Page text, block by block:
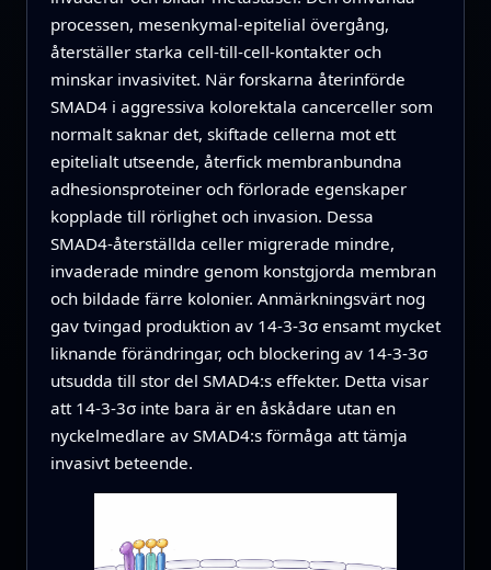
processen, mesenkymal‑epitelial övergång,
återställer starka cell‑till‑cell‑kontakter och
minskar invasivitet. När forskarna återinförde
SMAD4 i aggressiva kolorektala cancerceller som
normalt saknar det, skiftade cellerna mot ett
epitelialt utseende, återfick membranbundna
adhesionsproteiner och förlorade egenskaper
kopplade till rörlighet och invasion. Dessa
SMAD4‑återställda celler migrerade mindre,
invaderade mindre genom konstgjorda membran
och bildade färre kolonier. Anmärkningsvärt nog
gav tvingad produktion av 14‑3‑3σ ensamt mycket
liknande förändringar, och blockering av 14‑3‑3σ
utsudda till stor del SMAD4:s effekter. Detta visar
att 14‑3‑3σ inte bara är en åskådare utan en
nyckelmedlare av SMAD4:s förmåga att tämja
invasivt beteende.